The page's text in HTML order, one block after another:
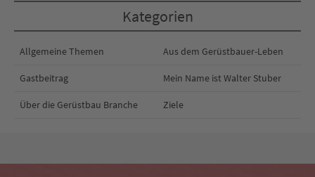
Kategorien
Allgemeine Themen Aus dem Gerüstbauer-Leben
Gastbeitrag Mein Name ist Walter Stuber
Über die Gerüstbau Branche Ziele